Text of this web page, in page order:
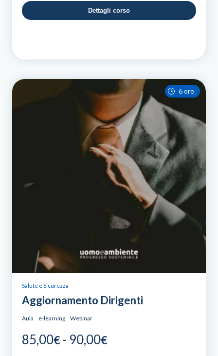
Dettagli corso
Salute e Sicurezza
Aggiornamento Dirigenti
Aula e-learning Webinar
6 ore
85,00€ - 90,00€Fascia